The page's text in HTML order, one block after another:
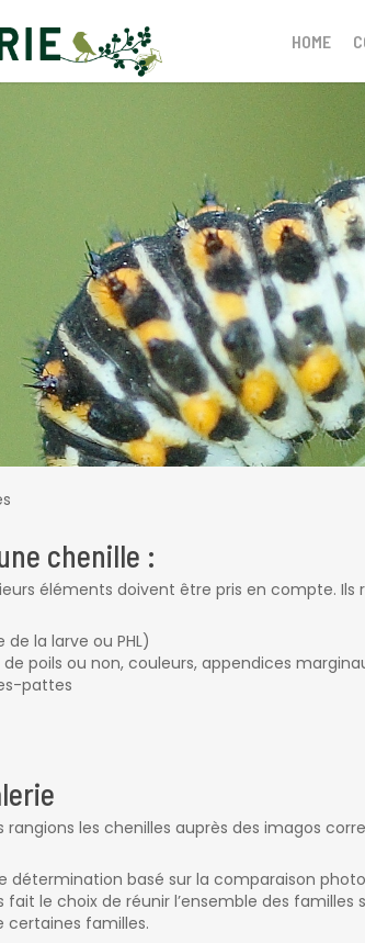
HOME
chenille :
éléments doivent être pris en compte.
la larve ou PHL)
poils ou non, couleurs, appendices
pattes
les chenilles auprès des imagos
détermination basé sur la comparaison
le choix de réunir l’ensemble des
certaines familles.